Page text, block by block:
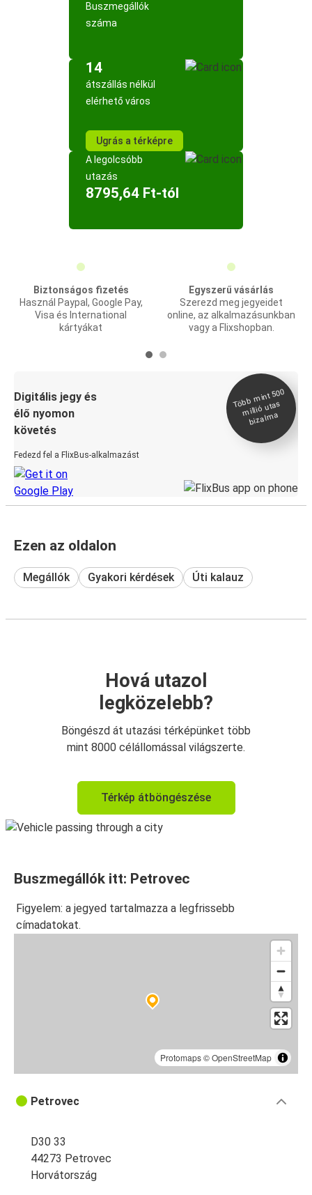
Buszmegállók
száma
14
átszállás nélkül
elérhető város
Ugrás a térképre
A legolcsóbb
utazás
8795,64 Ft-tól
Biztonságos fizetés
Használ Paypal, Google Pay,
Visa és International
kártyákat
Egyszerű vásárlás
Szerezd meg jegyeidet
online, az alkalmazásunkban
vagy a Flixshopban.
Digitális jegy és
élő nyomon
követés
Fedezd fel a FlixBus-alkalmazást
Több
mint 500
millió utas
bizal
ma
Ezen az oldalon
Megállók Gyakori kérdések Úti kalauz
Hová utazol
legközelebb?
Böngészd át utazási térképünket több
mint 8000 célállomással világszerte.
Térkép átböngészése
Buszmegállók itt: Petrovec
Figyelem: a jegyed tartalmazza a legfrissebb
címadatokat.
Protomaps©OpenStreetMap
Petrovec
D30 33
44273 Petrovec
Horvátország